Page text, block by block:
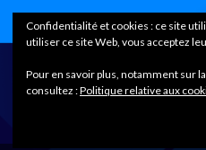
Confidentialité et cookies : ce site
utiliser ce site Web, vous acceptez
Pour en savoir plus, notamment sur
consultez :Politique relative aux